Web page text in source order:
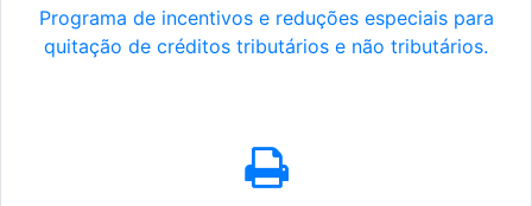
Programa de incentivos e reduções especiais para
quitação de créditos tributários e não tributários.